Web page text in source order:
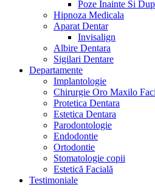
Poze Inainte Si
Hipnoza Medicala
Aparat Dentar
Invisalign
Albire Dentara
Sigilari Dentare
Departamente
Implantologie
Chirurgie Oro Maxilo
Protetica Dentara
Estetica Dentara
Parodontologie
Endodontie
Ortodontie
Stomatologie copii
Estetică Facială
Testimoniale